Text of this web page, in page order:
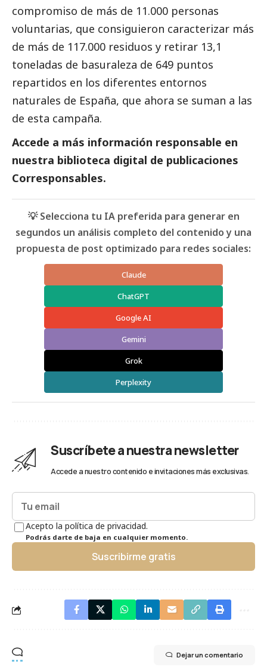
compromiso de más de 11.000 personas
voluntarias, que consiguieron caracterizar más
de más de 117.000 residuos y retirar 13,1
toneladas de basuraleza de 649 puntos
repartidos en los diferentes entornos
naturales de España, que ahora se suman a las
de esta campaña.
Accede a más información responsable en
nuestra biblioteca digital de publicaciones
Corresponsables.
💡 Selecciona tu IA preferida para generar en
segundos un análisis completo del contenido y una
propuesta de post optimizado para redes sociales:
Claude
ChatGPT
Google AI
Gemini
Grok
Perplexity
Suscríbete a nuestra newsletter
Accede a nuestro contenido e invitaciones más exclusivas.
Acepto la política de privacidad.
Podrás darte de baja en cualquier momento.
Suscribirme gratis
Dejar un comentario